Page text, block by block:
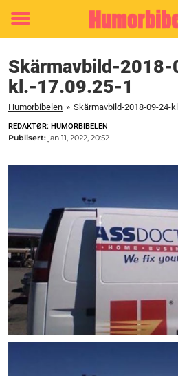
Toggle
Skärmavbild-
kl.-17.09.25-1
Humorbibelen » Skärmavbild-2018-09-24-
REDAKTØR: HUMORBIBELEN
Publisert: jan 11, 2022, 20:52